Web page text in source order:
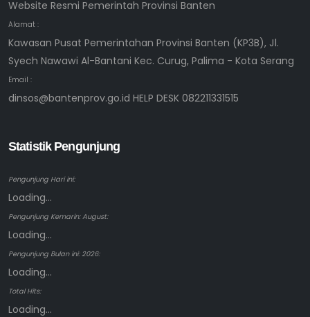
Website Resmi Pemerintah Provinsi Banten
Alamat :
Kawasan Pusat Pemerintahan Provinsi Banten (KP3B), Jl.
Syech Nawawi Al-Bantani Kec. Curug, Palima - Kota Serang
Email :
dinsos@bantenprov.go.id HELP DESK 082211331515
Statistik Pengunjung
Pengunjung Hari ini:
Loading...
Pengunjung Kemarin: August:
Loading...
Pengunjung Bulan ini: 2026:
Loading...
Total Hits:
Loading...